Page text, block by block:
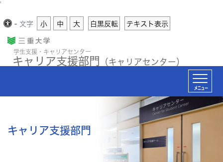
'
- 文字 小 中 大 白黒反転 テキスト表示
学生支援・キャリアセンター
キャリア支援部門 （キャリアセンター）
メニュー
キャリア支援部門